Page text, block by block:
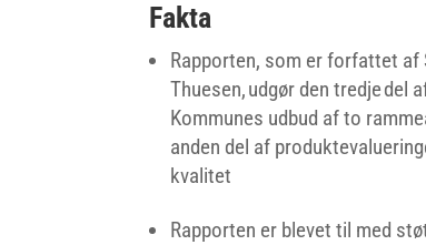
Fakta
Rapporten, som er forfattet
Thuesen, udgør den tredje del
Kommunes udbud af to
anden del af
kvalitet
Rapporten er blevet til med